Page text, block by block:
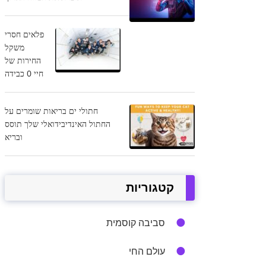
פלאים חסרי
משקל
החירות של
חיי 0 כבידה
חתולי ים בריאות שומרים על
החתול האינדיבידואלי שלך תוסס
ובריא
קטגוריות
סביבה קוסמית
עולם החי